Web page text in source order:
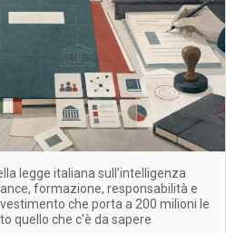
legge italiana sull’intelligenza
formazione, responsabilità e
che porta a 200 milioni le
quello che c'è da sapere